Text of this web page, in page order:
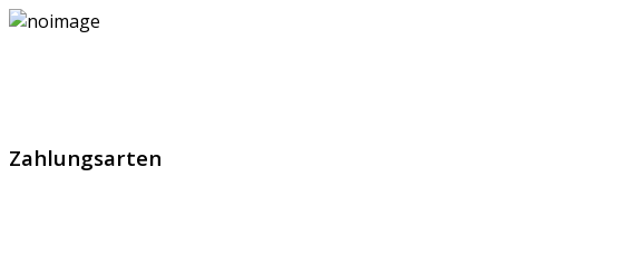
Zahlungsarten